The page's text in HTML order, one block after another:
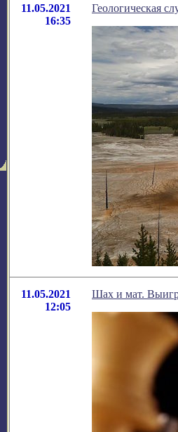
11.05.2021
16:35
Геологическая
11.05.2021
12:05
Шах и мат.